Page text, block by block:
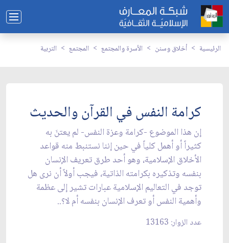
الرئيسية أخلاق وسنن الأسرة والمجتمع المجتمع التربية
كرامة النفس في القرآن والحديث
إن هذا الموضوع -كرامة وعزة النفس- لم يعتنَ به
كثيراً أو أهمل كلياً في حين إننا نستنبط منه قواعد
الأخلاق الإسلامية، وهو أحد طرق تعريف الإنسان
بنفسه وتذكيره بكرامته الذاتية، فيجب أولاً أن نرى هل
توجد في التعاليم الإسلامية عبارات تشير إلى عظمة
وأهمية النفس أو تعرف الإنسان بنفسه أم لا؟..
عدد الزوار: 13163